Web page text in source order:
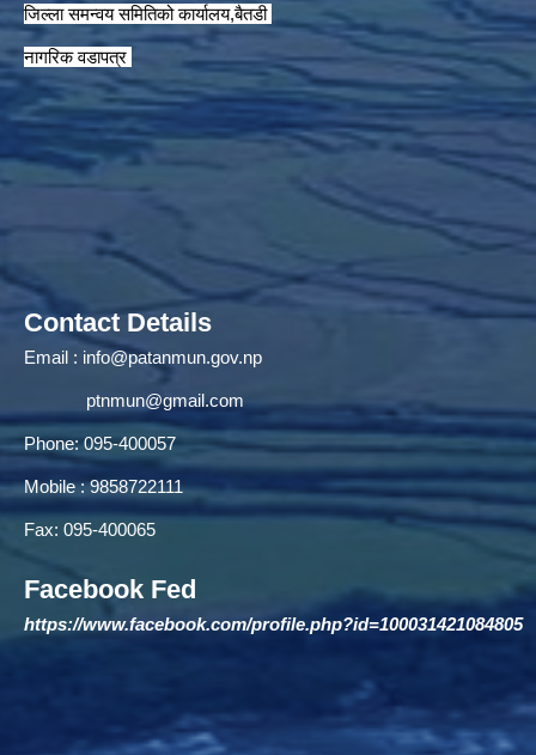
जिल्ला समन्वय समितिको कार्यालय,बैतडी
नागरिक वडापत्र
Contact Details
Email : info@patanmun.gov.np
ptnmun@gmail.com
Phone: 095-400057
Mobile : 9858722111
Fax: 095-400065
Facebook Fed
https://www.facebook.com/profile.php?id=100031421084805